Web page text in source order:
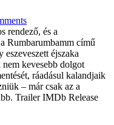
rendező, és a
Rumbarumbamm című
éjszaka
kevesebb dolgot
ráadásul kalandjaik
– már csak az a
Trailer IMDb Release